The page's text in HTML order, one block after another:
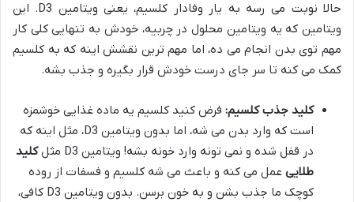
حالا نوبت می رسه به یار وفادار کلسیم، یعنی ویتامین D3. این
ویتامین که یه ویتامین محلول در چربیه، خودش به تنهایی کلی کار
مهم توی بدن انجام می ده، اما مهم ترین نقشش اینه که به کلسیم
کمک می کنه تا سر جای درست خودش قرار بگیره و جذب بشه.
کلید جذب کلسیم: فرض کنید کلسیم یه ماده غذایی خوشمزه
است که وارد بدن می شه، اما بدون ویتامین D3، مثل اینه که
در قفل شده و نمی تونه وارد خونه بشه! ویتامین D3 مثل
کلید
طلایی عمل می کنه و باعث می شه کلسیم و فسفات از روده
کوچک ما جذب بشن و به خون برسن. بدون ویتامین D3 کافی،